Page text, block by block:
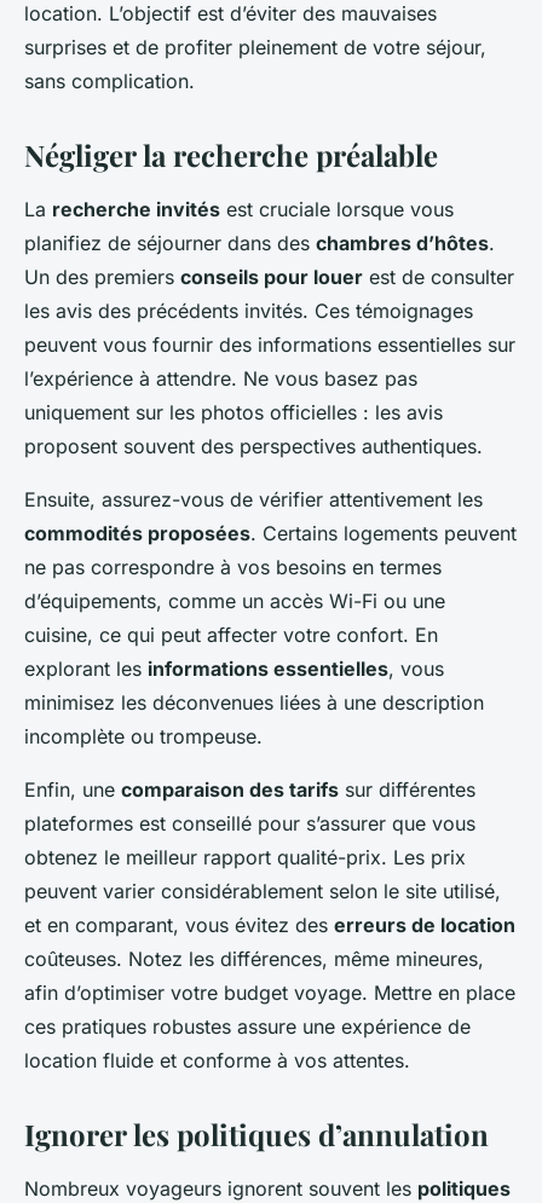
location. L’objectif est d’éviter des mauvaises
surprises et de profiter pleinement de votre séjour,
sans complication.
Négliger la recherche préalable
La recherche invités est cruciale lorsque vous
planifiez de séjourner dans des chambres d’hôtes.
Un des premiers conseils pour louer est de consulter
les avis des précédents invités. Ces témoignages
peuvent vous fournir des informations essentielles sur
l’expérience à attendre. Ne vous basez pas
uniquement sur les photos officielles : les avis
proposent souvent des perspectives authentiques.
Ensuite, assurez-vous de vérifier attentivement les
commodités proposées. Certains logements peuvent
ne pas correspondre à vos besoins en termes
d’équipements, comme un accès Wi-Fi ou une
cuisine, ce qui peut affecter votre confort. En
explorant les informations essentielles, vous
minimisez les déconvenues liées à une description
incomplète ou trompeuse.
Enfin, une comparaison des tarifs sur différentes
plateformes est conseillé pour s’assurer que vous
obtenez le meilleur rapport qualité-prix. Les prix
peuvent varier considérablement selon le site utilisé,
et en comparant, vous évitez des erreurs de location
coûteuses. Notez les différences, même mineures,
afin d’optimiser votre budget voyage. Mettre en place
ces pratiques robustes assure une expérience de
location fluide et conforme à vos attentes.
Ignorer les politiques d’annulation
Nombreux voyageurs ignorent souvent les politiques